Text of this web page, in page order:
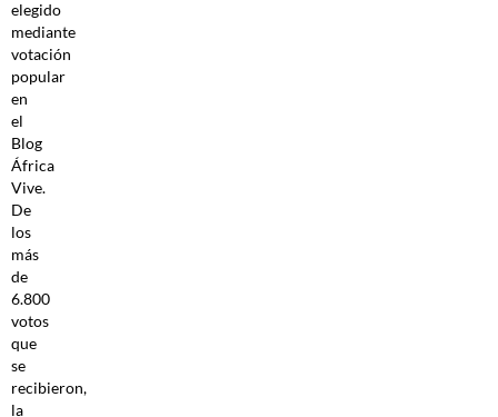
elegido
mediante
votación
popular
en
el
Blog
África
Vive.
De
los
más
de
6.800
votos
que
se
recibieron,
la